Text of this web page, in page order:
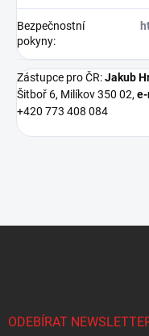
Bezpečnostní
pokyny:
Zástupce pro ČR:Jakub
Šitboř 6, Milíkov 350 02,
+420 773 408 084
ODEBÍRAT